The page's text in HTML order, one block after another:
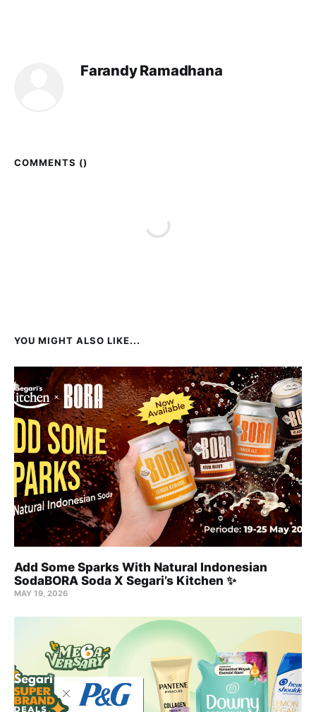
Farandy Ramadhana
COMMENTS ()
YOU MIGHT ALSO LIKE...
Add Some Sparks With Natural Indonesian
SodaBORA Soda X Segari’s Kitchen ✨
MAY 19, 2026